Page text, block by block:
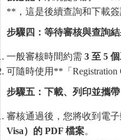
**，這是後續查詢和下載簽
步驟四：等待審核與查詢
一般審核時間約需 3 至 5
可隨時使用**「Registration
步驟五：下載、列印並攜帶
審核通過後，您將收到電
Visa）的 PDF 檔案。